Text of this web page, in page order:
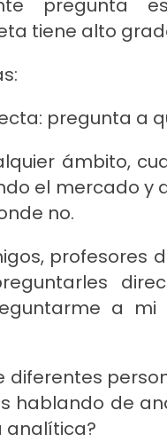
pregunta
tiene alto
pregunta a
ámbito,
el mercado y
no.
profesores
a
diferentes
hablando de
analítica?